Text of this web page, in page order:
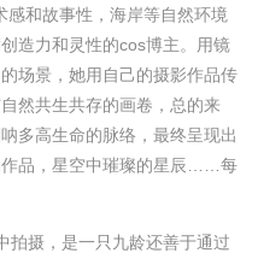
和故事性，海岸等自然环境
造力和灵性的cos博主。用镜
场景，她用自己的摄影作品传
然共生共存的画卷，总的来
多高生命的脉络，最终呈现出
作品，星空中璀璨的星辰……每
拍摄，是一只九龄还善于通过